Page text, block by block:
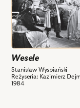
Szmidt
-
Chór
i
powiązanych
z
nim
obiektów
obiektu
Wesele,
Na
zdjęciu:
Katarzyna
Łaniewska
-
Gospodyni,
Wesele
Stanisław Wyspiański
Reżyseria: Kazimierz
1984